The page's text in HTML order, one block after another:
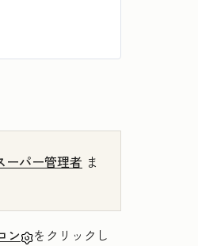
ーパー管理者 ま
ン
をクリックし